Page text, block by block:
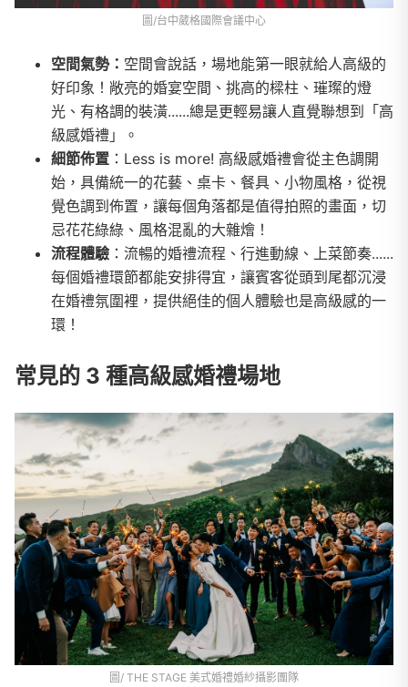
圖/台中葳格國際會議中心
空間氣勢： 空間會說話，場地能第一眼就給人高級的
好印象！敞亮的婚宴空間、挑高的樑柱、璀璨的燈
光、有格調的裝潢......總是更輕易讓人直覺聯想到「高
級感婚禮」。
細節佈置 ：Less is more! 高級感婚禮會從主色調開
始，具備統一的花藝、桌卡、餐具、小物風格，從視
覺色調到佈置，讓每個角落都是值得拍照的畫面，切
忌花花綠綠、風格混亂的大雜燴！
流程體驗 ：流暢的婚禮流程、行進動線、上菜節奏......
每個婚禮環節都能安排得宜，讓賓客從頭到尾都沉浸
在婚禮氛圍裡，提供絕佳的個人體驗也是高級感的一
環！
常見的 3 種高級感婚禮場地
圖/ THE STAGE 美式婚禮婚紗攝影團隊